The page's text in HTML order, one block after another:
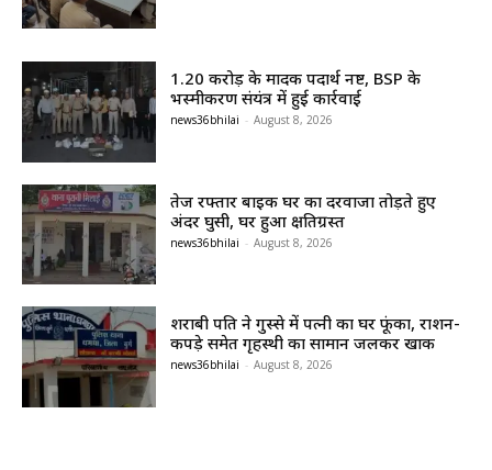
1.20 करोड़ के मादक पदार्थ नष्ट, BSP के
भस्मीकरण संयंत्र में हुई कार्रवाई
news36bhilai - August 8, 2026
तेज रफ्तार बाइक घर का दरवाजा तोड़ते हुए
अंदर घुसी, घर हुआ क्षतिग्रस्त
news36bhilai - August 8, 2026
शराबी पति ने गुस्से में पत्नी का घर फूंका, राशन-
कपड़े समेत गृहस्थी का सामान जलकर खाक
news36bhilai - August 8, 2026